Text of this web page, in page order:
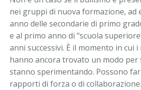
nei gruppi di nuova formazione, ad
anno delle secondarie di primo
e al primo anno di "scuola
anni successivi. È il momento in cui
hanno ancora trovato un modo per
stanno sperimentando. Possono
rapporti di forza o di